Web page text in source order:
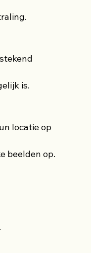
is.
locatie op
beelden op.